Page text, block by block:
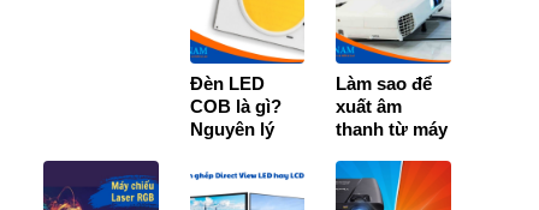
Đèn LED
COB là gì?
Nguyên lý
ứng dụng chi
tiết
Làm sao để
xuất âm
thanh từ máy
trên máy
tính?